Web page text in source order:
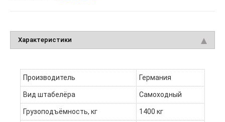
Характеристики
Производитель Германия
Вид штабелёра Самоходный
Грузоподъёмность, кг 1400 кг